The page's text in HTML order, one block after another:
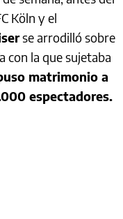
Köln y el
se arrodilló sobre
con la que sujetaba
matrimonio a
espectadores.